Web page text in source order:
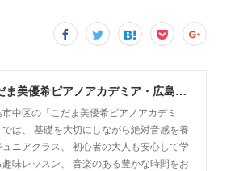
こだま美優希ピアノアカデミア・広島市中区
市中区の「こだま美優希ピアノアカデミ
では、 基礎を大切にしながら絶対音感を養
ュニアクラス、 初心者の大人も安心して学
味レッスン、 音楽のある豊かな時間をお